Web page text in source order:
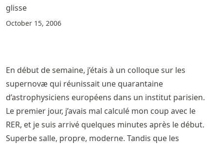
content
glisse
October 15, 2006
En début de semaine, j’étais à un colloque sur les
supernovæ qui réunissait une quarantaine
d’astrophysiciens européens dans un institut parisien.
Le premier jour, j’avais mal calculé mon coup avec le
RER, et je suis arrivé quelques minutes après le début.
Superbe salle, propre, moderne. Tandis que les